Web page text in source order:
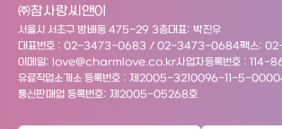
㈜참사랑씨앤이
서울시 서초구 방배동 475-29 3층대표: 박진우
대표번호 : 02-3473-0683 / 02-3473-0684팩스:
이메일: love@charmlove.co.kr사업자등록번호 :
유료직업소개소 등록번호 : 제2005-3210096-11-5-
통신판매업 등록번호: 제2005-05268호